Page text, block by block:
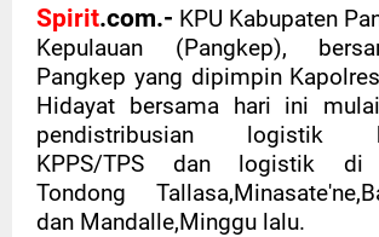
Spirit.com.- KPU Kabupaten
Kepulauan (Pangkep),
Pangkep yang dipimpin
Hidayat bersama hari ini
pendistribusian logistik
KPPS/TPS dan logistik di
Tondong
dan Mandalle,Minggu lalu.